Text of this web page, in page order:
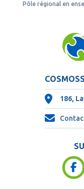
Pôle régional en
186,